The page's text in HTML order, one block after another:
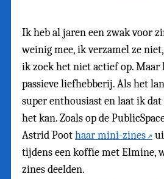
Ik heb al jaren een zwak voor
weinig mee, ik verzamel ze
ik zoek het niet actief op. Maar
passieve liefhebberij. Als het
super enthousiast en laat ik
het kan. Zoals op de
Astrid Poothaar mini-zines
tijdens een koffie met Elmine,
zines deelden.